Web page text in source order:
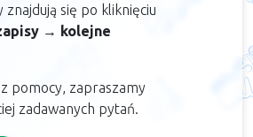
się po kliknięciu
→ kolejne
pomocy, zapraszamy
zadawanych pytań.